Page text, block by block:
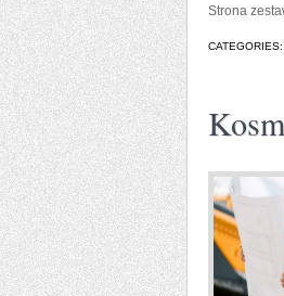
Strona
CATEGORIES: